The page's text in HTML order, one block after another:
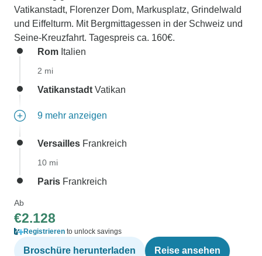
Vatikanstadt, Florenzer Dom, Markusplatz, Grindelwald
und Eiffelturm. Mit Bergmittagessen in der Schweiz und
Seine-Kreuzfahrt. Tagespreis ca. 160€.
Rom Italien
2 mi
Vatikanstadt Vatikan
9 mehr anzeigen
Versailles Frankreich
10 mi
Paris Frankreich
Ab
€2.128
Registrieren to unlock savings
Broschüre herunterladen Reise ansehen